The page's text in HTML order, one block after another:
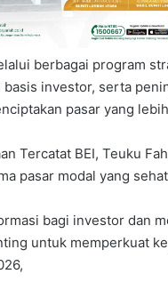
berbagai program
investor, serta
pasar yang
Tercatat BEI, Teuku
pasar modal yang
bagi investor dan
untuk memperkuat